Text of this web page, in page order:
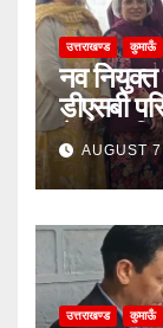
उत्तराखण्ड कुमाऊँ
नव
डीएसबी
भेंट कर
AUGUST
उत्तराखण्ड कुमाऊँ